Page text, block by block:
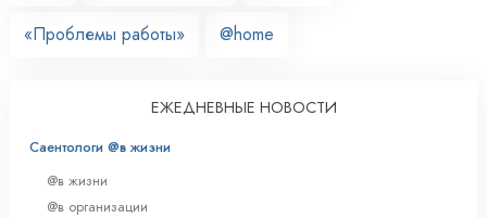
«Проблемы работы» @home
ЕЖЕДНЕВНЫЕ НОВОСТИ
Саентологи @в жизни
@в жизни
@в организации